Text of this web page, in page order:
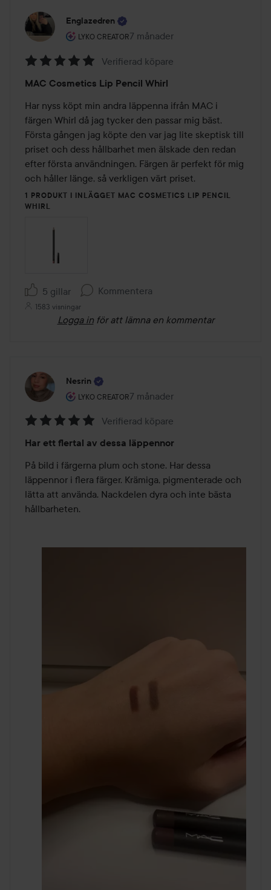
Englazedren
LYKO CREATOR
Användarens roll: Lyko Creator.
7 månader
Inlägget skapades 7 månader
5
av
5
Verifierad köpare
MAC Cosmetics Lip Pencil Whirl
Har nyss köpt min andra läppenna ifrån MAC i
färgen Whirl då jag tycker den passar mig bäst.
Första gången jag köpte den var jag lite skeptisk till
priset och dess hållbarhet men älskade den redan
efter första användningen. Färgen är perfekt för mig
och håller länge, så verkligen värt priset.
1 PRODUKT I INLÄGGET MAC COSMETICS LIP PENCIL
WHIRL
5 gillar Kommentera
1583 visningar
Logga in för att lämna en kommentar
Nesrin
LYKO CREATOR
Användarens roll: Lyko Creator.
7 månader
Inlägget skapades 7 månader
5
av
5
Verifierad köpare
Har ett flertal av dessa läppennor
På bild i färgerna plum och stone. Har dessa
läppennor i flera färger. Krämiga, pigmenterade och
lätta att använda. Nackdelen dyra och inte bästa
hållbarheten.